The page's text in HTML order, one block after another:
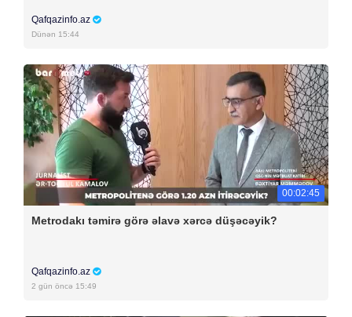
Qafqazinfo.az
Dünən 15:44
00:02:45
Metrodakı təmirə görə əlavə xərcə düşəcəyik?
Qafqazinfo.az
2 gün öncə 15:49